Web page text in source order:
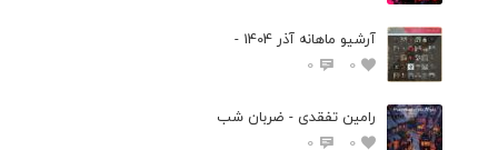
آرشیو ماهانه آذر 1404 -
0
0
رامین تفقدی - ضربان شب
0
0